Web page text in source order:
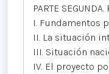
PARTE
I. Fundamentos
II. La situación
III. Situación
IV. El proyecto